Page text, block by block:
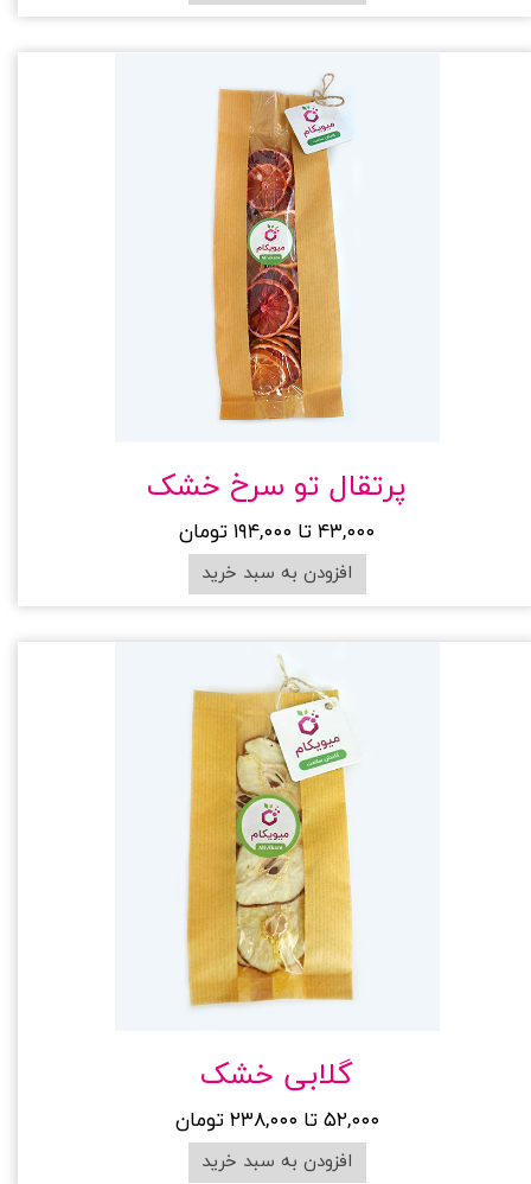
پرتقال تو سرخ خشک
۴۳,۰۰۰ تا ۱۹۴,۰۰۰ تومان
افزودن به سبد خرید
گلابی خشک
۵۲,۰۰۰ تا ۲۳۸,۰۰۰ تومان
افزودن به سبد خرید